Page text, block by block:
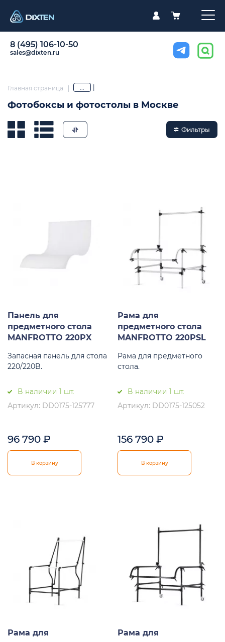
8 (495) 106-10-50
sales@dixten.ru
Главная страница | ...
Фотобоксы и фотостолы в Москве
Фильтры
Панель для
предметного стола
MANFROTTO 220PX
Запасная панель для стола
220/220B.
В наличии 1 шт.
Артикул: DD0175-125777
96 790 ₽
В корзину
Рама для
предметного стола
MANFROTTO 220PSL
Рама для предметного
стола.
В наличии 1 шт.
Артикул: DD0175-125052
156 790 ₽
В корзину
Рама для
Рама для